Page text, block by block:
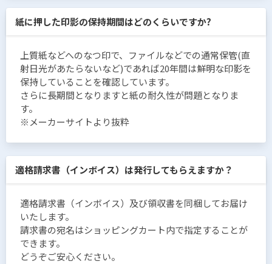
紙に押した印影の保持期間はどのくらいですか?
上質紙などへのなつ印で、ファイルなどでの通常保管(直
射日光があたらないなど)であれば20年間は鮮明な印影を
保持していることを確認しています。
さらに長期間となりますと紙の耐久性が問題となりま
す。
※メーカーサイトより抜粋
適格請求書（インボイス）は発行してもらえますか？
適格請求書（インボイス）及び領収書を同梱してお届け
いたします。
請求書の宛名はショッピングカート内で指定することが
できます。
どうぞご安心ください。